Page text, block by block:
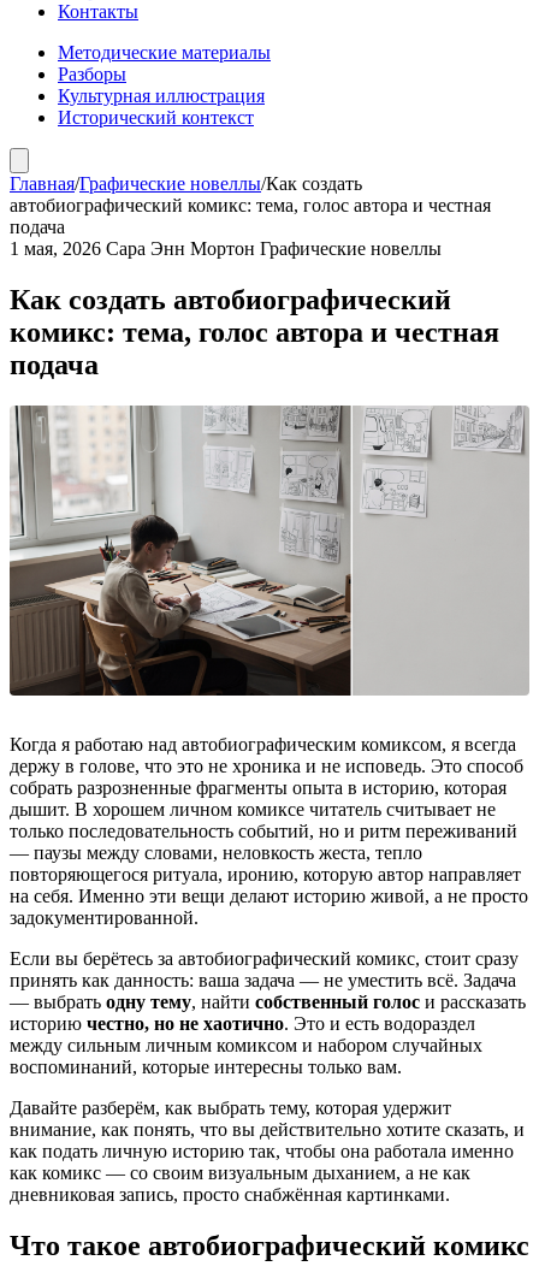
Контакты
Методические материалы
Разборы
Культурная иллюстрация
Исторический контекст
Главная/Графические новеллы/Как создать
автобиографический комикс: тема, голос автора и честная
подача
1 мая, 2026 Сара Энн Мортон Графические новеллы
Как создать автобиографический
комикс: тема, голос автора и честная
подача
Когда я работаю над автобиографическим комиксом, я всегда
держу в голове, что это не хроника и не исповедь. Это способ
собрать разрозненные фрагменты опыта в историю, которая
дышит. В хорошем личном комиксе читатель считывает не
только последовательность событий, но и ритм переживаний
— паузы между словами, неловкость жеста, тепло
повторяющегося ритуала, иронию, которую автор направляет
на себя. Именно эти вещи делают историю живой, а не просто
задокументированной.
Если вы берётесь за автобиографический комикс, стоит сразу
принять как данность: ваша задача — не уместить всё. Задача
— выбрать одну тему, найти собственный голос и рассказать
историю честно, но не хаотично. Это и есть водораздел
между сильным личным комиксом и набором случайных
воспоминаний, которые интересны только вам.
Давайте разберём, как выбрать тему, которая удержит
внимание, как понять, что вы действительно хотите сказать, и
как подать личную историю так, чтобы она работала именно
как комикс — со своим визуальным дыханием, а не как
дневниковая запись, просто снабжённая картинками.
Что такое автобиографический комикс